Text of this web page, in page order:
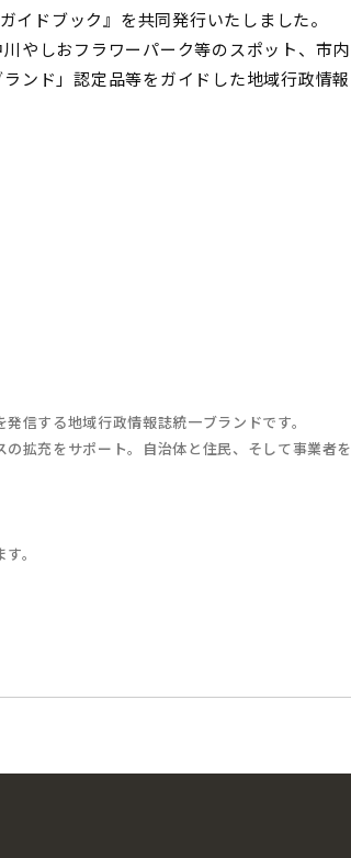
ドブック』を共同発行いたしました。
やしおフラワーパーク等のスポット、市内
ンド」認定品等をガイドした地域行政情報
信する地域行政情報誌統一ブランドです。
拡充をサポート。自治体と住民、そして事業者を
。